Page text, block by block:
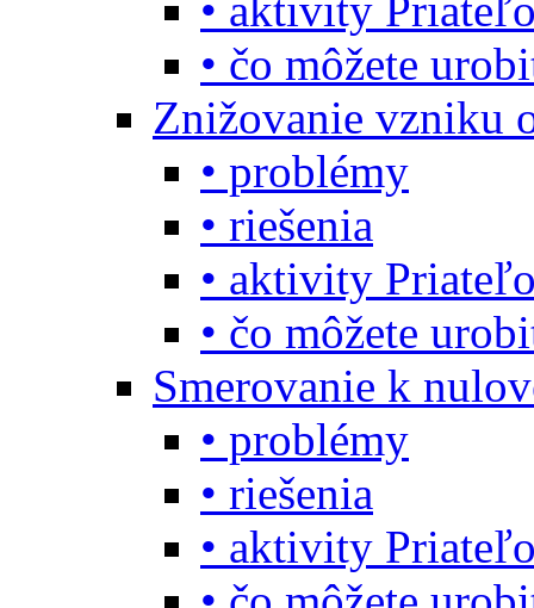
• čo môžete
Znižovanie vzniku
• problémy
• riešenia
• aktivity
• čo môžete
Smerovanie k
• problémy
• riešenia
• aktivity